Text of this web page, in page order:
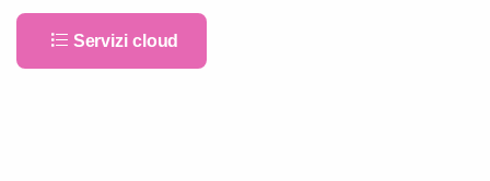
Servizi cloud